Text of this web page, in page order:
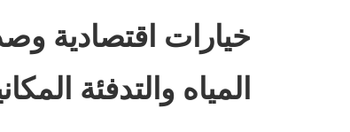
خيارات اقتصادية
المياه والتدفئة